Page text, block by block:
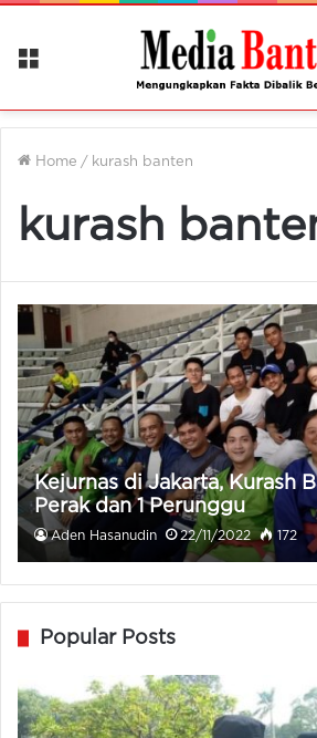
Menu
Home / kurash banten
kurash
Kejurnas di Jakarta, Kurash
Perak dan 1 Perunggu
Aden Hasanudin 22/11/2022 172
Popular Posts